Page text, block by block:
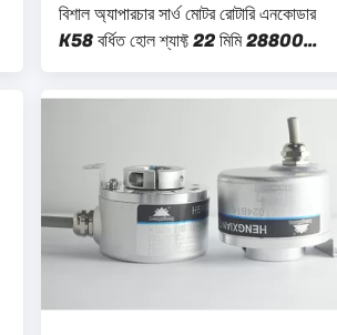
বিশাল অ্যাপারচার সার্ও মোটর রোটারি এনকোডার
K58 বর্ধিত হোল শ্যাফ্ট 22 মিমি 28800
পিপিআর